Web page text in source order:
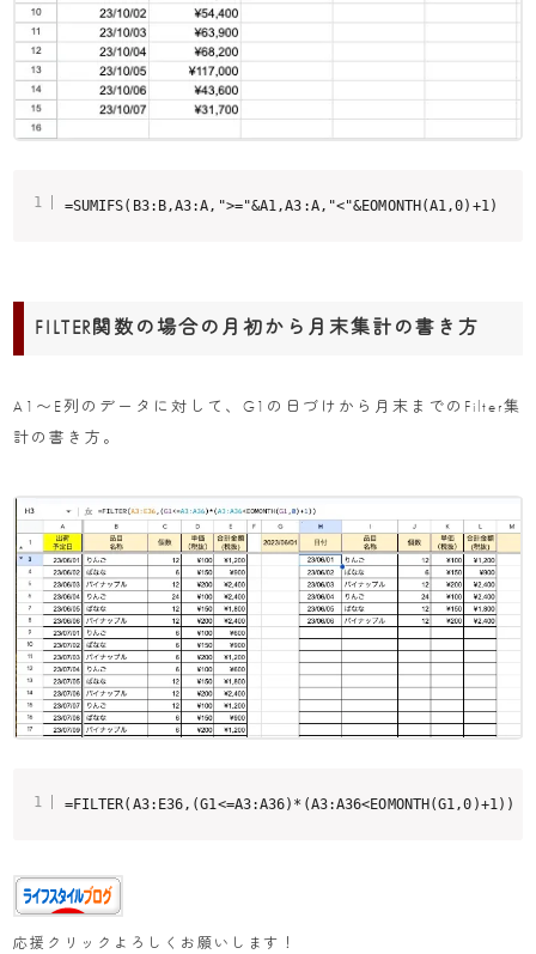
=SUMIFS(B3:B,A3:A,">="&A1,A3:A,"<"&EOMONTH(A1,0)+1)
FILTER関数の場合の月初から月末集計の書き方
A1〜E列のデータに対して、G1の日づけから月末までのFilter集
計の書き方。
=FILTER(A3:E36,(G1<=A3:A36)*(A3:A36<EOMONTH(G1,0)+1))
応援クリックよろしくお願いします！